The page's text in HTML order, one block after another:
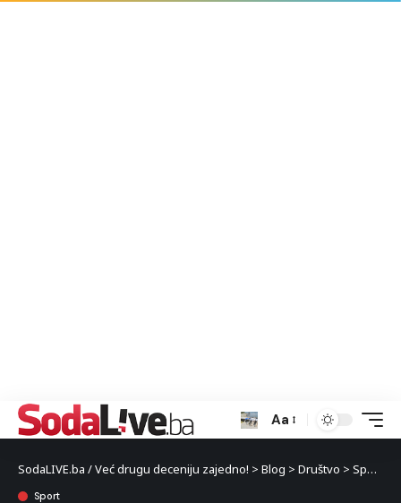
Aa
SodaLIVE.ba / Već drugu deceniju zajedno! > Blog > Društvo > Sport
Sport